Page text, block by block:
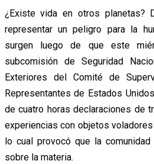
¿Existe vida en otros planetas?
representar un peligro para la
surgen luego de que este
subcomisión de Seguridad
Exteriores del Comité de
Representantes de Estados
de cuatro horas declaraciones de
experiencias con objetos
lo cual provocó que la
sobre la materia.